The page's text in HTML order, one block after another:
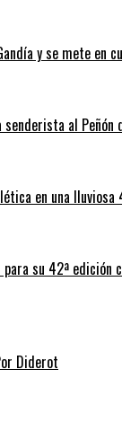
y se mete en
al Peñón
en una lluviosa
su 42ª edición
Diderot